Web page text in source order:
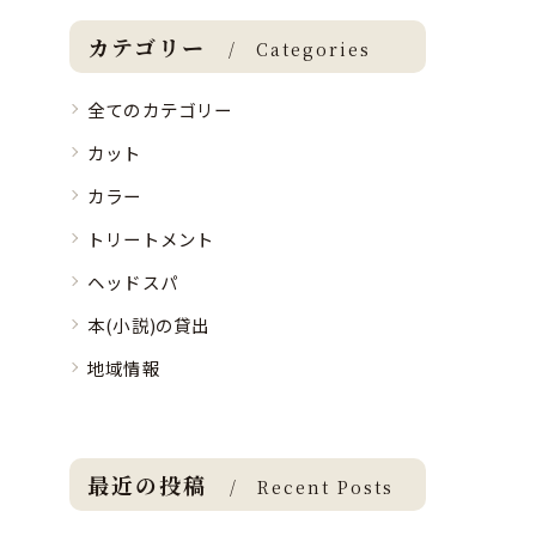
カテゴリー Categories
全てのカテゴリー
カット
カラー
トリートメント
ヘッドスパ
本(小説)の貸出
地域情報
最近の投稿 Recent Posts